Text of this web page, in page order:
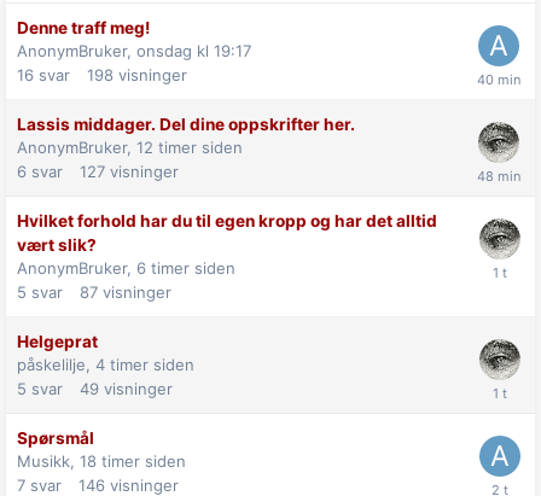
Denne traff meg!
AnonymBruker, onsdag kl 19:17
16 svar 198 visninger
Lassis middager. Del dine oppskrifter her.
AnonymBruker, 12 timer siden
6 svar 127 visninger
Hvilket forhold har du til egen kropp og har det alltid
vært slik?
AnonymBruker, 6 timer siden
5 svar 87 visninger
Helgeprat
påskelilje, 4 timer siden
5 svar 49 visninger
Spørsmål
Musikk, 18 timer siden
7 svar 146 visninger